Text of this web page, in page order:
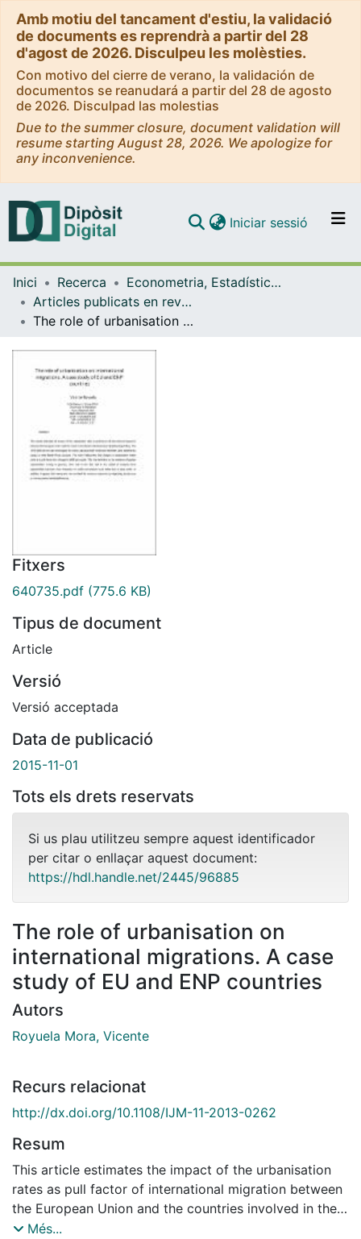
Amb motiu del tancament d'estiu, la validació
de documents es reprendrà a partir del 28
d'agost de 2026. Disculpeu les molèsties.
Con motivo del cierre de verano, la validación de
documentos se reanudará a partir del 28 de agosto
de 2026. Disculpad las molestias
Due to the summer closure, document validation will
resume starting August 28, 2026. We apologize for
any inconvenience.
Navega per tot el DD
Iniciar sessió (current)
Inici Recerca
Econometria, Estadística i Economia Aplicada
Articles publicats en revistes (Econometria, Estadística i Economia Aplicada)
The role of urbanisation on international migrations. A case study of EU and ENP countries
Fitxers
640735.pdf (775.6 KB)
Tipus de document
Article
Versió
Versió acceptada
Data de publicació
2015-11-01
Tots els drets reservats
Si us plau utilitzeu sempre aquest identificador
per citar o enllaçar aquest document:
https://hdl.handle.net/2445/96885
The role of urbanisation on
international migrations. A case
study of EU and ENP countries
Autors
Royuela Mora, Vicente
Recurs relacionat
http://dx.doi.org/10.1108/IJM-11-2013-0262
Resum
This article estimates the impact of the urbanisation
rates as pull factor of international migration between
the European Union and the countries involved in the
European Neighbouring Policy. The 1970-2000 period
Més...